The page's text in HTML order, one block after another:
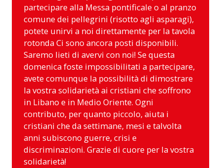
partecipare alla Messa pontificale o al pranzo
comune dei pellegrini (risotto agli asparagi),
potete unirvi a noi direttamente per la tavola
rotonda Ci sono ancora posti disponibili.
Saremo lieti di avervi con noi! Se questa
domenica foste impossibilitati a partecipare,
avete comunque la possibilità di dimostrare
la vostra solidarietà ai cristiani che soffrono
in Libano e in Medio Oriente. Ogni
contributo, per quanto piccolo, aiuta i
cristiani che da settimane, mesi e talvolta
anni subiscono guerre, crisi e
discriminazioni. Grazie di cuore per la vostra
solidarietà!